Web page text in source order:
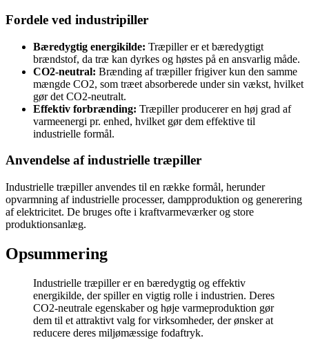
Fordele ved industripiller
Bæredygtig energikilde: Træpiller er et bæredygtigt
brændstof, da træ kan dyrkes og høstes på en ansvarlig måde.
CO2-neutral: Brænding af træpiller frigiver kun den samme
mængde CO2, som træet absorberede under sin vækst, hvilket
gør det CO2-neutralt.
Effektiv forbrænding: Træpiller producerer en høj grad af
varmeenergi pr. enhed, hvilket gør dem effektive til
industrielle formål.
Anvendelse af industrielle træpiller
Industrielle træpiller anvendes til en række formål, herunder
opvarmning af industrielle processer, dampproduktion og generering
af elektricitet. De bruges ofte i kraftvarmeværker og store
produktionsanlæg.
Opsummering
Industrielle træpiller er en bæredygtig og effektiv
energikilde, der spiller en vigtig rolle i industrien. Deres
CO2-neutrale egenskaber og høje varmeproduktion gør
dem til et attraktivt valg for virksomheder, der ønsker at
reducere deres miljømæssige fodaftryk.